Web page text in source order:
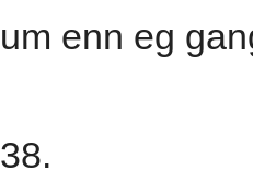
um enn eg
38.